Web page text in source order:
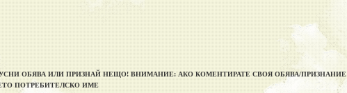
ОБЯВА ИЛИ ПРИЗНАЙ НЕЩО! ВНИМАНИЕ: АКО КОМЕНТИРАТЕ СВОЯ ОБЯВА/ПРИЗНАНИЕ
ПОТРЕБИТЕЛСКО ИМЕ